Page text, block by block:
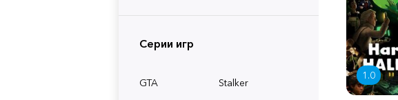
Серии игр
GTA
Stalker
1.0